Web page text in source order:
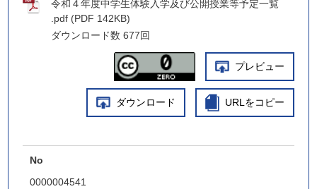
令和４年度中学生体験入学及び公開授業等予定一覧
.pdf (PDF 142KB)
ダウンロード数 677回
プレビュー
ダウンロード URLをコピー
No
0000004541